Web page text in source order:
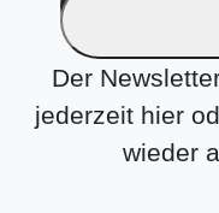
Der
jederzeit hier
wieder